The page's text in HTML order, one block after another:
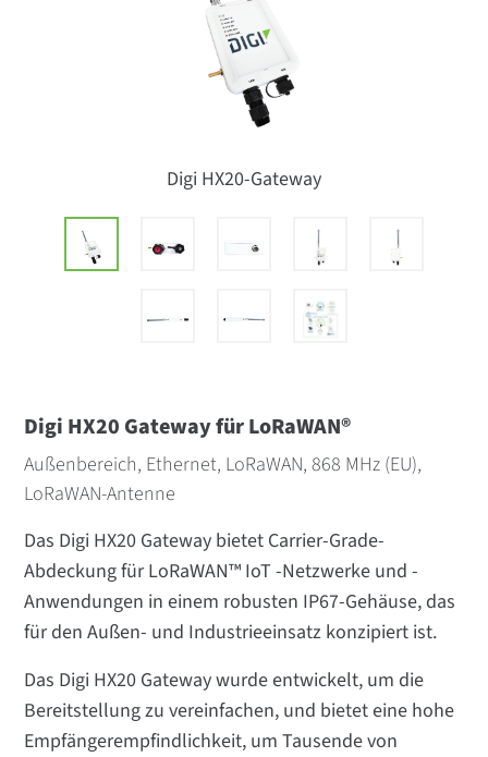
Digi HX20-Gateway
Digi HX20 Gateway für LoRaWAN®
Außenbereich, Ethernet, LoRaWAN, 868 MHz (EU),
LoRaWAN-Antenne
Das Digi HX20 Gateway bietet Carrier-Grade-
Abdeckung für LoRaWAN™ IoT -Netzwerke und -
Anwendungen in einem robusten IP67-Gehäuse, das
für den Außen- und Industrieeinsatz konzipiert ist.
Das Digi HX20 Gateway wurde entwickelt, um die
Bereitstellung zu vereinfachen, und bietet eine hohe
Empfängerempfindlichkeit, um Tausende von